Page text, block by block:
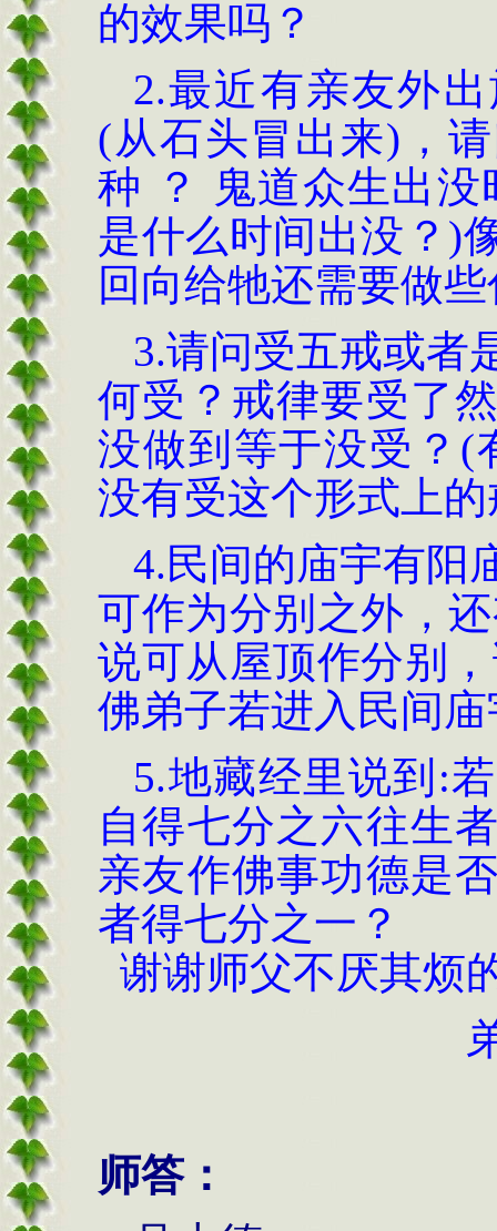
的效果吗 ？
2.最近有亲友外
(从石头冒出来)，
种 ？
鬼道众生出
是什么时间出没 ？)
回向给牠还需要做
3.请问受五戒或者
何受 ？ 戒律要受了
没做到等于没受 ？(
没有受这个形式上
4.民间的庙宇有阳
可作为分别之外 ，
说可从屋顶作分别
，
佛弟子若进入民间
5.地藏经里说到 :
自得七分之六往生
亲友作佛事功德是
者得七分之一 ？
谢谢师父不厌其烦
师答：